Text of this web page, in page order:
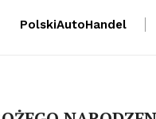
PolskiAutoHandel